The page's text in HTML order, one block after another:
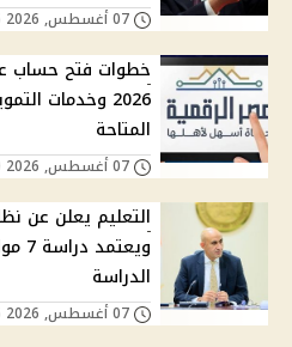
خطوات فتح حساب
2026 وخدمات
المتاحة
التعليم يعلن عن
الدراسة